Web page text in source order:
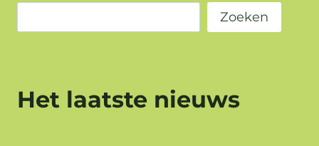
Zoeken
Het laatste nieuws